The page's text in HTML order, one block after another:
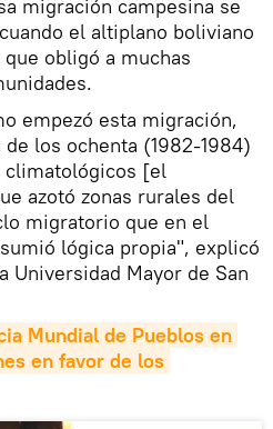
migración campesina se
el altiplano boliviano
obligó a muchas
empezó esta migración,
los ochenta (1982-1984)
climatológicos [el
azotó zonas rurales del
migratorio que en el
lógica propia", explicó
Universidad Mayor de San
Mundial de Pueblos en
en favor de los